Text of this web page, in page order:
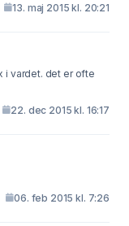
13. maj 2015 kl. 20:21
i vardet. det er ofte
22. dec 2015 kl. 16:17
06. feb 2015 kl. 7:26